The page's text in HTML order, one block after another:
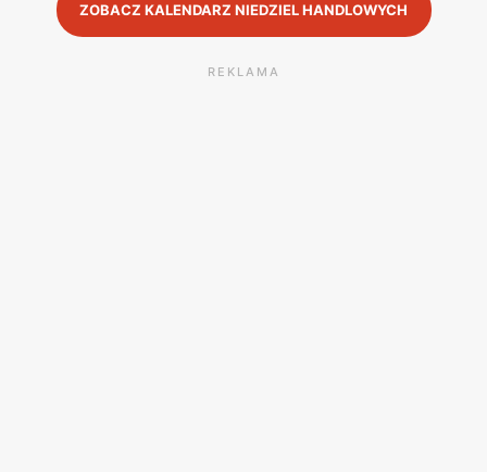
ZOBACZ KALENDARZ NIEDZIEL HANDLOWYCH
REKLAMA